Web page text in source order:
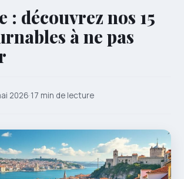
: découvrez nos 15
à ne pas
2026·17 min de lecture